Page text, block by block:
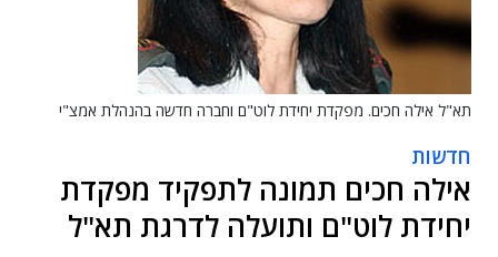
תא"ל אילה חכים. מפקדת יחידת לוט"ם וחברה חדשה בהנהלת אמצ"י
חדשות
אילה חכים תמונה לתפקיד מפקדת
יחידת לוט"ם ותועלה לדרגת תא"ל